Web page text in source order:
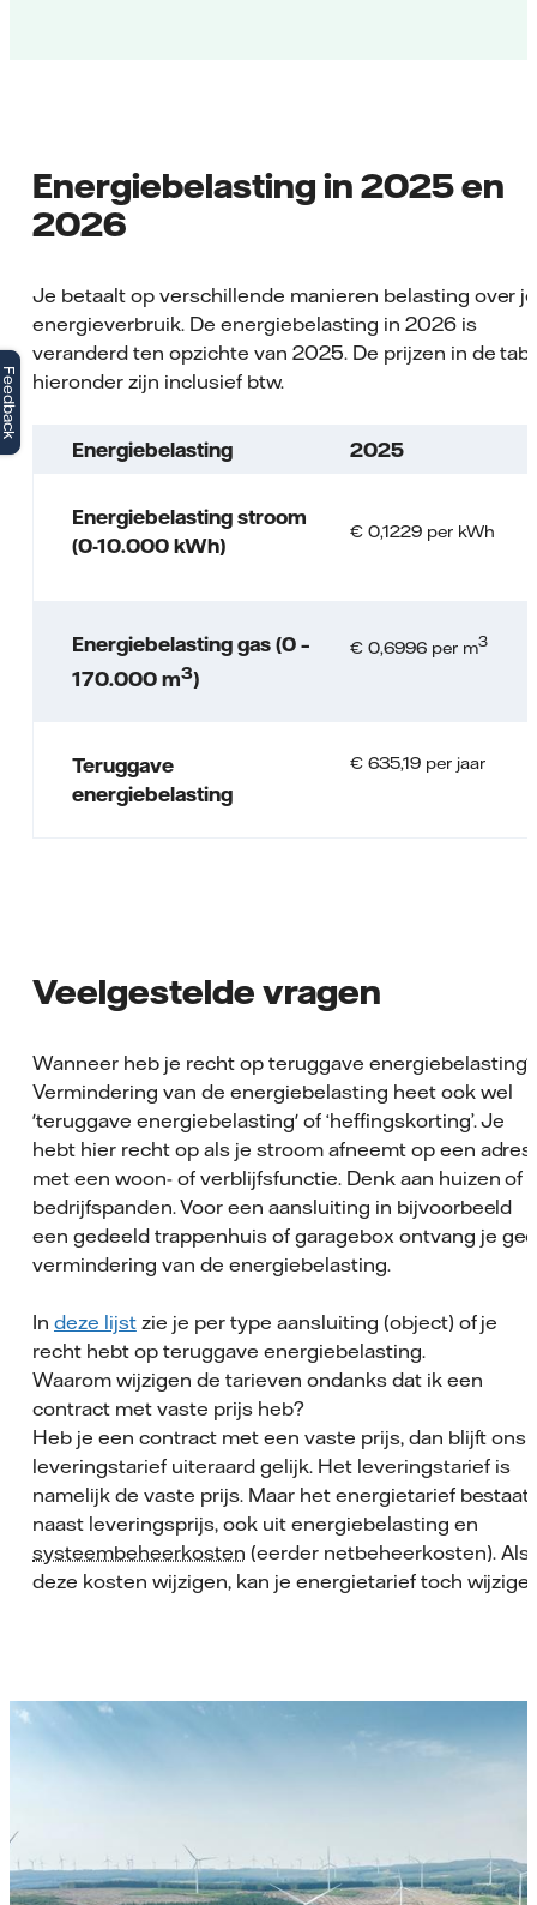
Energiebelasting in 2025 en
2026
Je betaalt op verschillende manieren belasting over je
energieverbruik. De energiebelasting in 2026 is
veranderd ten opzichte van 2025. De prijzen in de
hieronder zijn inclusief btw.
Energiebelasting 2025
Energiebelasting stroom
(0-10.000 kWh)
€ 0,1229 per kWh
Energiebelasting gas (0 –
170.000 m3)
€ 0,6996 per m3
Teruggave
energiebelasting
€ 635,19 per jaar
Veelgestelde vragen
Wanneer heb je recht op teruggave energiebelasting?
Vermindering van de energiebelasting heet ook wel
'teruggave energiebelasting' of ‘heffingskorting’. Je
hebt hier recht op als je stroom afneemt op een adres
met een woon- of verblijfsfunctie. Denk aan huizen of
bedrijfspanden. Voor een aansluiting in bijvoorbeeld
een gedeeld trappenhuis of garagebox ontvang je
vermindering van de energiebelasting.
In deze lijstzie je per type aansluiting (object) of je
recht hebt op teruggave energiebelasting.
Waarom wijzigen de tarieven ondanks dat ik een
contract met vaste prijs heb?
Heb je een contract met een vaste prijs, dan blijft ons
leveringstarief uiteraard gelijk. Het leveringstarief is
namelijk de vaste prijs. Maar het energietarief bestaat
naast leveringsprijs, ook uit energiebelasting en
systeembeheerkosten (eerder netbeheerkosten). Als
deze kosten wijzigen, kan je energietarief toch
Feedback